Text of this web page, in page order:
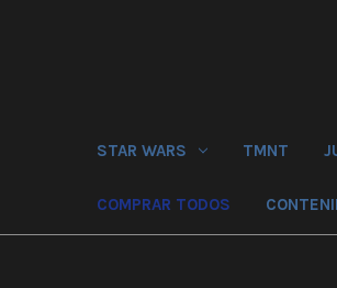
STAR WARS TMNT
COMPRAR TODOS